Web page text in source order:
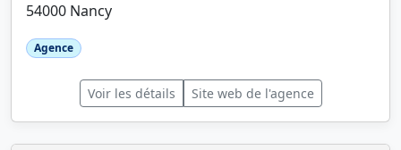
54000 Nancy
Agence
Voir les détails Site web de l'agence